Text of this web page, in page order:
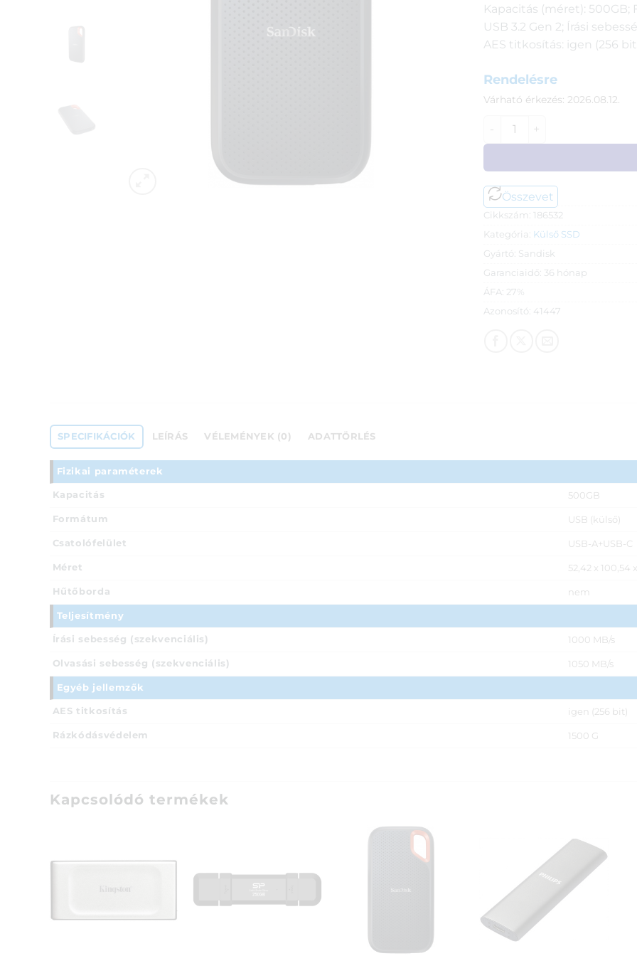
Kapacitás (méret):
USB 3.2 Gen 2; Írási
AES titkosítás: igen (256
Rendelésre
Várható érkezés: 2026.08.12.
Összevet
Cikkszám: 186532
Kategória: Külső SSD
Gyártó: Sandisk
Garanciaidő: 36 hónap
ÁFA: 27%
Azonosító: 41447
SPECIFIKÁCIÓK LEÍRÁS VÉLEMÉNYEK (0) ADATTÖRLÉS
Fizikai paraméterek
Kapacitás 500GB
Formátum USB (külső)
Csatolófelület USB-A+USB-C
Méret 52,42 x 100,54
Hűtőborda nem
Teljesítmény
Írási sebesség (szekvenciális) 1000 MB/s
Olvasási sebesség (szekvenciális) 1050 MB/s
Egyéb jellemzők
AES titkosítás igen (256 bit)
Rázkódásvédelem 1500 G
Kapcsolódó termékek